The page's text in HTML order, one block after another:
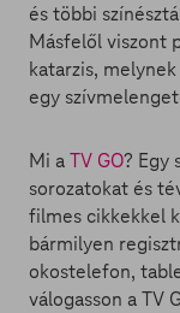
és többi
Másfelől viszont
katarzis,
egy
Mi aTV GO? Egy
sorozatokat és
filmes cikkekkel
bármilyen
okostelefon,
válogasson a TV